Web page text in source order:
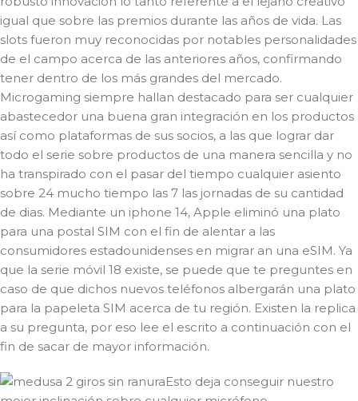
igual que sobre las premios durante las años de vida. Las
slots fueron muy reconocidas por notables personalidades
de el campo acerca de las anteriores años, confirmando
tener dentro de los más grandes del mercado.
Microgaming siempre hallan destacado para ser cualquier
abastecedor una buena gran integración en los productos
así­ como plataformas de sus socios, a las que lograr dar
todo el serie sobre productos de una manera sencilla y no
ha transpirado con el pasar del tiempo cualquier asiento
sobre 24 mucho tiempo las 7 las jornadas de su cantidad
de dias. Mediante un iphone 14, Apple eliminó una plato
para una postal SIM con el fin de alentar a las
consumidores estadounidenses en migrar an una eSIM. Ya
que la serie móvil 18 existe, se puede que te preguntes en
caso de que dichos nuevos teléfonos albergarán una plato
para la papeleta SIM acerca de tu región. Existen la replica
a su pregunta, por eso lee el escrito a continuación con el
fin de sacar de mayor información.
Esto deja conseguir nuestro